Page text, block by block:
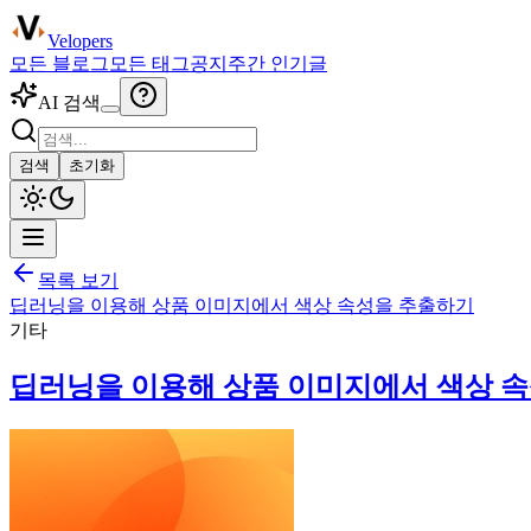
Velopers
모든 블로그 모든 태그공지 주간 인기글
AI 검색
검색 초기화
목록 보기
딥러닝을 이용해 상품 이미지에서 색상 속성을 추출하기
기타
딥러닝을 이용해 상품 이미지에서 색상 속